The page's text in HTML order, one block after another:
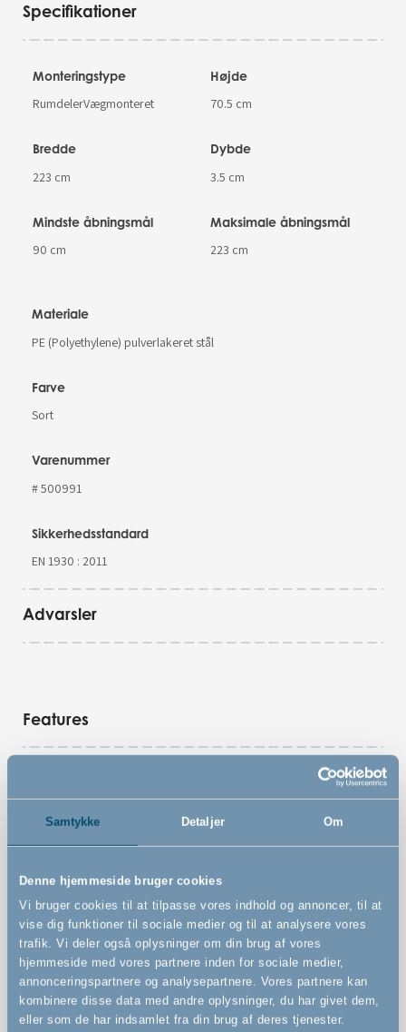
Samtykke Detaljer Om
Denne hjemmeside bruger cookies
Vi bruger cookies til at tilpasse vores indhold og annoncer, til at
vise dig funktioner til sociale medier og til at analysere vores
trafik. Vi deler også oplysninger om din brug af vores
hjemmeside med vores partnere inden for sociale medier,
annonceringspartnere og analysepartnere. Vores partnere kan
kombinere disse data med andre oplysninger, du har givet dem,
eller som de har indsamlet fra din brug af deres tjenester.
Specifikationer
Monteringstype
RumdelerVægmonteret
Højde
70.5 cm
Bredde
223 cm
Dybde
3.5 cm
Mindste åbningsmål
90 cm
Maksimale åbningsmål
223 cm
Materiale
PE (Polyethylene) pulverlakeret stål
Farve
Sort
Varenummer
# 500991
Sikkerhedsstandard
EN 1930 : 2011
Advarsler
Features
Kan udvides uendeligt med både små og store